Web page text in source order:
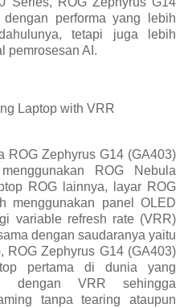
performa yang lebih
tetapi juga lebih
pemrosesan AI.
Laptop with VRR
ROG Zephyrus G14 (GA403)
ROG Nebula
ROG lainnya, layar ROG
menggunakan panel OLED
variable refresh rate (VRR)
dengan saudaranya yaitu
ROG Zephyrus G14 (GA403)
pertama di dunia yang
dengan VRR sehingga
tanpa tearing ataupun